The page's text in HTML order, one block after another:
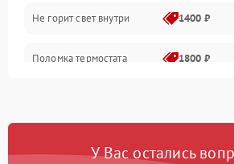
Не горит свет внутри 1400 ₽
Поломка термостата 1800 ₽
У Вас остались